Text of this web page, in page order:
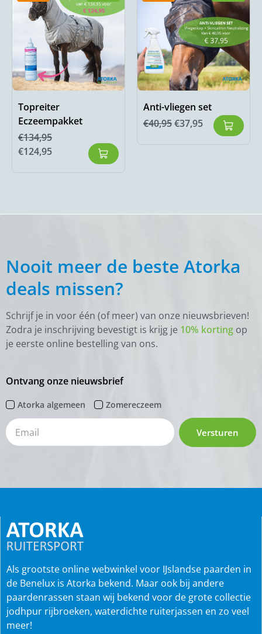
Topreiter
Eczeempakket
€134,95
€124,95
Anti-vliegen set
€40,95€37,95
Nooit meer de beste Atorka
deals missen?
Schrijf je in voor één (of meer) van onze nieuwsbrieven!
Zodra je inschrijving bevestigt is krijg je 10% korting op
je eerste online bestelling van ons.
Ontvang onze nieuwsbrief
Atorka algemeen Zomereczeem
Versturen
Als grootste online webwinkel voor IJslandse paarden in
de Benelux is Atorka bekend. Maar ook bij andere
paardenrassen staan wij bekend voor de grote collectie
jodhpur rijbroeken, waterdichte ruiterjassen en zo veel
meer!